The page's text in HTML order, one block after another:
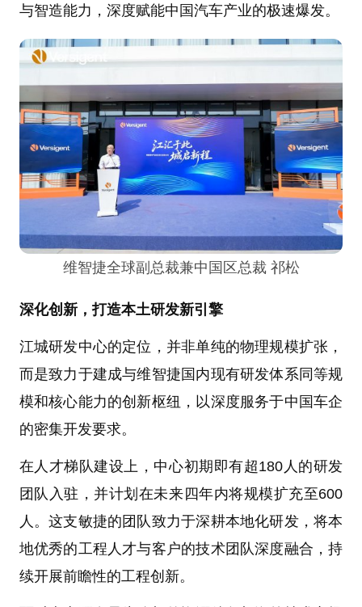
与智造能力，深度赋能中国汽车产业的极速爆发。
维智捷全球副总裁兼中国区总裁 祁松
深化创新，打造本土研发新引擎
江城研发中心的定位，并非单纯的物理规模扩张，
而是致力于建成与维智捷国内现有研发体系同等规
模和核心能力的创新枢纽，以深度服务于中国车企
的密集开发要求。
在人才梯队建设上，中心初期即有超180人的研发
团队入驻，并计划在未来四年内将规模扩充至600
人。这支敏捷的团队致力于深耕本地化研发，将本
地优秀的工程人才与客户的技术团队深度融合，持
续开展前瞻性的工程创新。